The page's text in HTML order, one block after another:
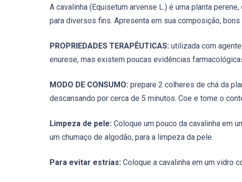
A cavalinha (Equisetum arvense L.) é uma planta
para diversos fins. Apresenta em sua composição,
PROPRIEDADES TERAPÊUTICAS: utilizada com
enurese, mas existem poucas evidências
MODO DE CONSUMO: prepare 2 colheres de chá da
descansando por cerca de 5 minutos. Coe e tome o
Limpeza de pele: Coloque um pouco da cavalinha em
um chumaço de algodão, para a limpeza da pele.
Para evitar estrias: Coloque a cavalinha em um vidro